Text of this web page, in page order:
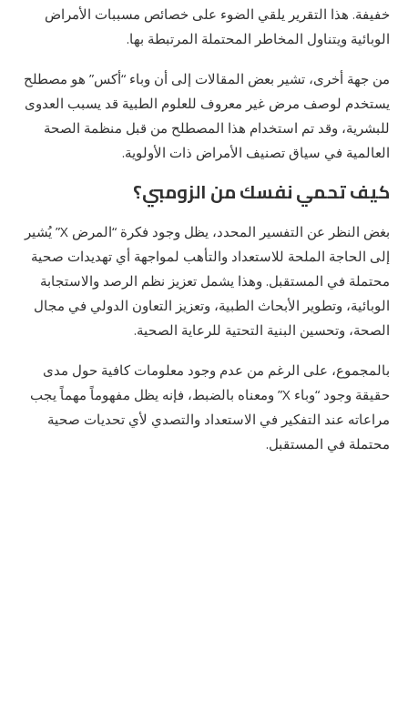
خفيفة. هذا التقرير يلقي الضوء على خصائص مسببات الأمراض
الوبائية ويتناول المخاطر المحتملة المرتبطة بها.
من جهة أخرى، تشير بعض المقالات إلى أن وباء “أكس” هو مصطلح
يستخدم لوصف مرض غير معروف للعلوم الطبية قد يسبب العدوى
للبشرية، وقد تم استخدام هذا المصطلح من قبل منظمة الصحة
العالمية في سياق تصنيف الأمراض ذات الأولوية.
كيف تحمي نفسك من الزومبي؟
بغض النظر عن التفسير المحدد، يظل وجود فكرة “المرض X” يُشير
إلى الحاجة الملحة للاستعداد والتأهب لمواجهة أي تهديدات صحية
محتملة في المستقبل. وهذا يشمل تعزيز نظم الرصد والاستجابة
الوبائية، وتطوير الأبحاث الطبية، وتعزيز التعاون الدولي في مجال
الصحة، وتحسين البنية التحتية للرعاية الصحية.
بالمجموع، على الرغم من عدم وجود معلومات كافية حول مدى
حقيقة وجود “وباء X” ومعناه بالضبط، فإنه يظل مفهوماً مهماً يجب
مراعاته عند التفكير في الاستعداد والتصدي لأي تحديات صحية
محتملة في المستقبل.